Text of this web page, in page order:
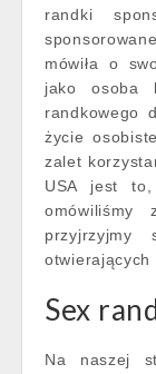
randki
mówiła o
jako osoba
randkowego
życie
zalet
USA jest
omówiliśmy
otwierających
Sex
Na naszej